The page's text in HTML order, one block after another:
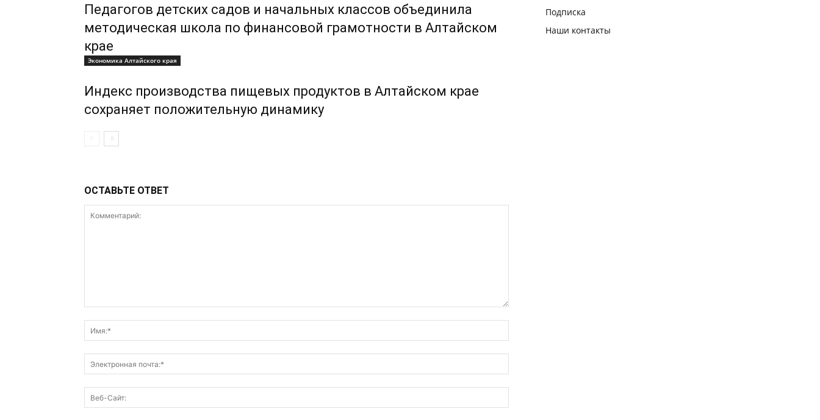
Педагогов детских садов и начальных классов объединила
методическая школа по финансовой грамотности в Алтайском
крае
Экономика Алтайского края
Индекс производства пищевых продуктов в Алтайском крае
сохраняет положительную динамику
ОСТАВЬТЕ ОТВЕТ
Подписка
Наши контакты